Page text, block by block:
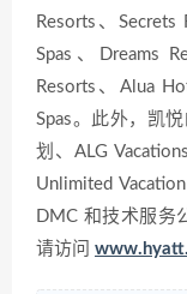
Resorts、Secrets
Spas、Dreams
Resorts、Alua
Spas。此外，凯
划、ALG
Unlimited
DMC 和技术服务
请访问